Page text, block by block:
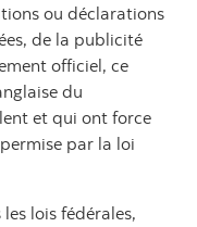
ou déclarations
de la publicité
officiel, ce
du
et qui ont force
par la loi
lois fédérales,